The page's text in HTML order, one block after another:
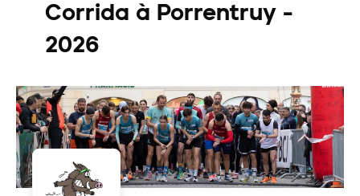
Corrida à Porrentruy -
2026